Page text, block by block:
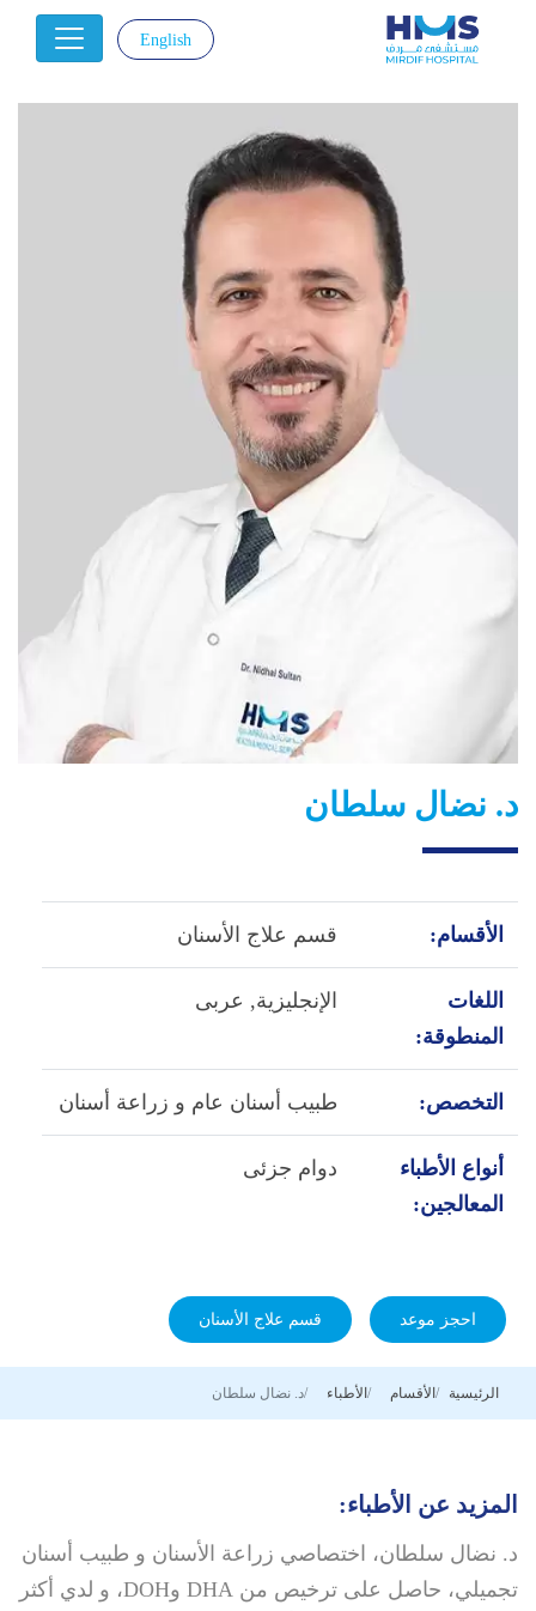
English
د. نضال سلطان
الأقسام: قسم علاج الأسنان
اللغات
المنطوقة:
الإنجليزية, عربى
التخصص: طبيب أسنان عام و زراعة أسنان
أنواع الأطباء
المعالجين:
دوام جزئى
احجز موعد قسم علاج الأسنان
الرئيسية الأقسام الأطباء د. نضال سلطان
المزيد عن الأطباء:
د. نضال سلطان، اختصاصي زراعة الأسنان و طبيب أسنان
تجميلي، حاصل على ترخيص من DHA وDOH، و لدي أكثر